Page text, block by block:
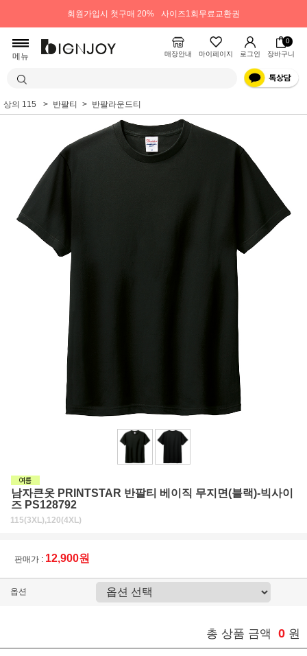
회원가입시 첫구매 20% 사이즈1회무료교환권
메뉴 매장안내 마이페이지 로그인
0
장바구니
상의 115 반팔티 반팔라운드티
남자큰옷 PRINTSTAR 반팔티 베이직 무지면(블랙)-빅사이
즈 PS128792
115(3XL),120(4XL)
판매가 : 12,900원
옵션
총 상품 금액 0 원